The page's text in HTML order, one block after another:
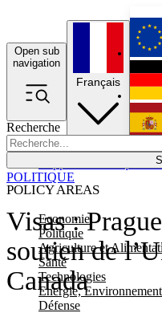
Open sub
navigation
Recherche
POLICY AREAS
Economie
Politique
Agriculture et
Santé
Technologies
Energie,
Défense
Français
Visas :
soutien de
Canada
POLITIQUE